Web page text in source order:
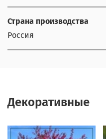
Страна производства
Россия
Декоративные